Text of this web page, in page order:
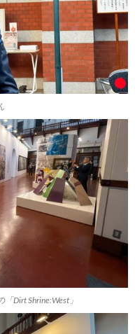
Dirt Shrine:West」